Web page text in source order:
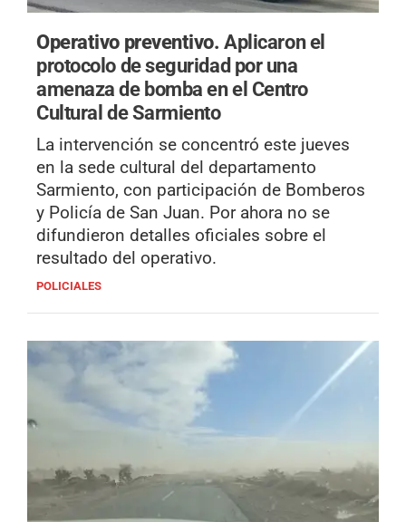
Operativo preventivo.Aplicaron el
protocolo de seguridad por una
amenaza de bomba en el Centro
Cultural de Sarmiento
La intervención se concentró este jueves
en la sede cultural del departamento
Sarmiento, con participación de Bomberos
y Policía de San Juan. Por ahora no se
difundieron detalles oficiales sobre el
resultado del operativo.
POLICIALES